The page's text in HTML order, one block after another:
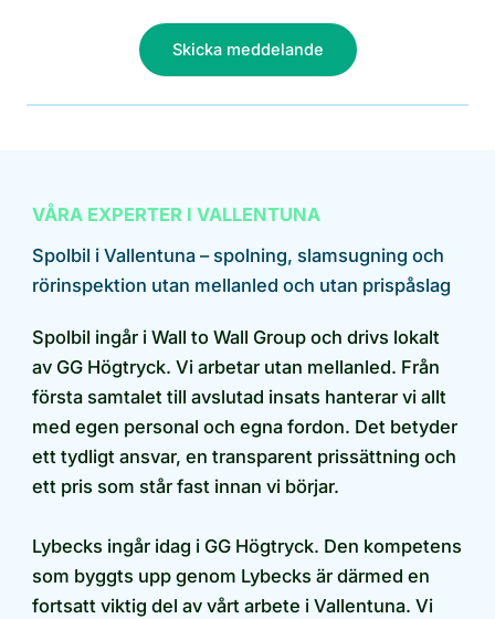
Skicka meddelande
VÅRA EXPERTER I VALLENTUNA
Spolbil i Vallentuna – spolning, slamsugning och
rörinspektion utan mellanled och utan prispåslag
Spolbil ingår i Wall to Wall Group och drivs lokalt
av GG Högtryck. Vi arbetar utan mellanled. Från
första samtalet till avslutad insats hanterar vi allt
med egen personal och egna fordon. Det betyder
ett tydligt ansvar, en transparent prissättning och
ett pris som står fast innan vi börjar.
Lybecks ingår idag i GG Högtryck. Den kompetens
som byggts upp genom Lybecks är därmed en
fortsatt viktig del av vårt arbete i Vallentuna. Vi